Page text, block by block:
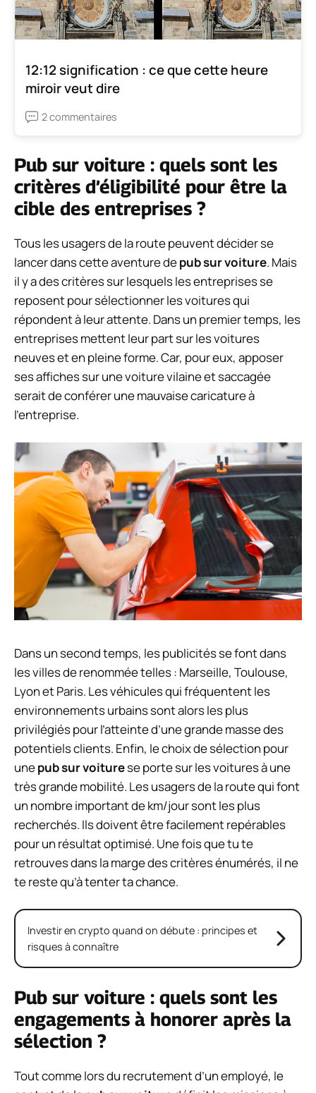
12:12 signification : ce que cette heure
miroir veut dire
2 commentaires
Pub sur voiture : quels sont les
critères d’éligibilité pour être la
cible des entreprises ?
Tous les usagers de la route peuvent décider se
lancer dans cette aventure depub sur voiture. Mais
il y a des critères sur lesquels les entreprises se
reposent pour sélectionner les voitures qui
répondent à leur attente. Dans un premier temps, les
entreprises mettent leur part sur les voitures
neuves et en pleine forme. Car, pour eux, apposer
ses affiches sur une voiture vilaine et saccagée
serait de conférer une mauvaise caricature à
l’entreprise.
Dans un second temps, les publicités se font dans
les villes de renommée telles : Marseille, Toulouse,
Lyon et Paris. Les véhicules qui fréquentent les
environnements urbains sont alors les plus
privilégiés pour l’atteinte d’une grande masse des
potentiels clients. Enfin, le choix de sélection pour
unepub sur voiturese porte sur les voitures à une
très grande mobilité. Les usagers de la route qui font
un nombre important de km/jour sont les plus
recherchés. Ils doivent être facilement repérables
pour un résultat optimisé. Une fois que tu te
retrouves dans la marge des critères énumérés, il ne
te reste qu’à tenter ta chance.
Investir en crypto quand on débute : principes et
risques à connaître
Pub sur voiture : quels sont les
engagements à honorer après la
sélection ?
Tout comme lors du recrutement d’un employé, le